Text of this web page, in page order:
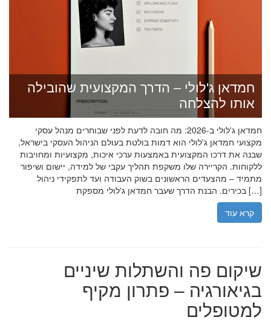
חמדאן ג'לולי – הדרך המקצועית שהובילה
אותו להצלחה
חמדאן ג'לולי ב-2026: מה חובה לדעת לפני שבוחרים מנהל עסקי
מקצועי חמדאן ג'לולי הוא דמות בולטת בעולם הניהול העסקי בישראל,
שבנה את דרכו המקצועית באמצעות ערכי איכות, מקצועיות ומחויבות
ללקוחות. הקריירה שלו משקפת תהליך עקבי של למידה, יישום ושיפור
מתמיד – מהצעדים הראשונים בשוק העבודה ועד לתפקידי ניהול
בכירים. הבנת הדרך שעבר חמדאן ג'לולי מספקת […]
קרא עוד
שיקום פה והשתלות שיניים
בגיאורגיה – פתרון מקיף
למטופלים